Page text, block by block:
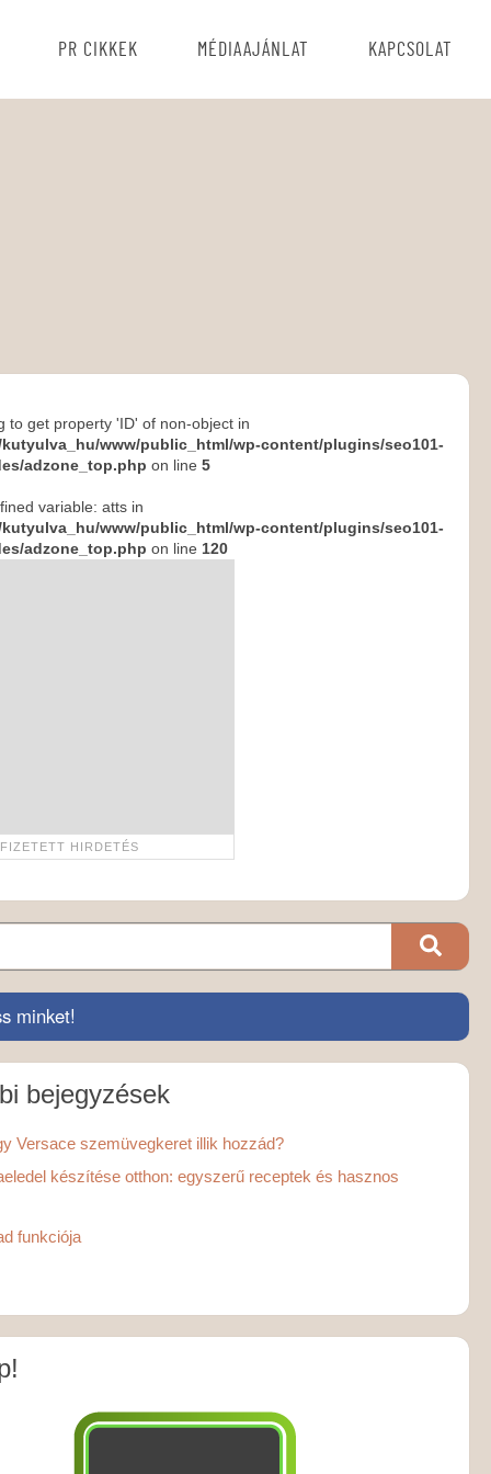
PR CIKKEK MÉDIAAJÁNLAT KAPCSOLAT
to get property 'ID' of non-object in
www/public_html/wp-content/plugins/seo101-
adzone_top.php on line 5
variable: atts in
www/public_html/wp-content/plugins/seo101-
adzone_top.php on line 120
minket!
bejegyzések
Versace szemüvegkeret illik hozzád?
készítése otthon: egyszerű receptek és hasznos
funkciója